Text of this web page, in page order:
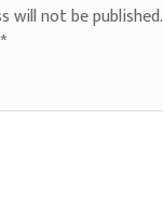
will not be published.
*